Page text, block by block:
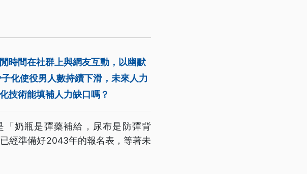
時間在社群上與網友互動，以幽默
化使役男人數持續下滑，未來人力
技術能填補人力缺口嗎？
奶瓶是彈藥補給，尿布是防彈背
經準備好2043年的報名表，等著未